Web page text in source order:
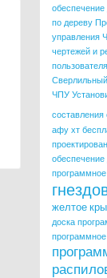
по дереву
управления
чертежей и
ЧПУ
афу хт
желтое
доска